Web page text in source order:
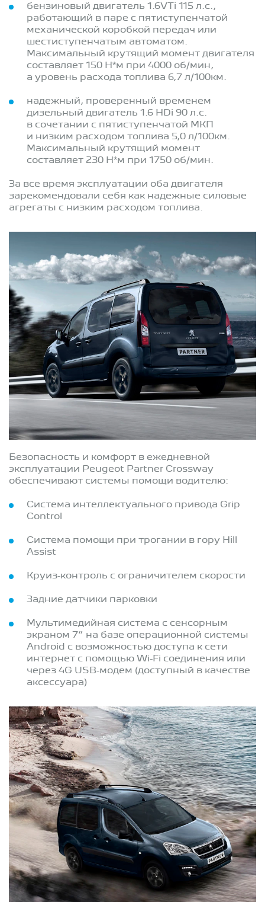
бензиновый двигатель 1.6VTi 115 л.с.,
работающий в паре с пятиступенчатой
механической коробкой передач или
шестиступенчатым автоматом.
Максимальный крутящий момент двигателя
составляет 150 Н*м при 4000 об/мин,
а уровень расхода топлива 6,7 л/100км.
надежный, проверенный временем
дизельный двигатель 1.6 HDi 90 л.с.
в сочетании с пятиступенчатой МКП
и низким расходом топлива 5,0 л/100км.
Максимальный крутящий момент
составляет 230 Н*м при 1750 об/мин.
За все время эксплуатации оба двигателя
зарекомендовали себя как надежные силовые
агрегаты с низким расходом топлива.
Безопасность и комфорт в ежедневной
эксплуатации Peugeot Partner Crossway
обеспечивают системы помощи водителю:
Система интеллектуального привода Grip
Control
Система помощи при трогании в гору Hill
Assist
Круиз-контроль с ограничителем скорости
Задние датчики парковки
Мультимедийная система с сенсорным
экраном 7” на базе операционной системы
Android c возможностью доступа к сети
интернет с помощью Wi-Fi соединения или
через 4G USB-модем (доступный в качестве
аксессуара)